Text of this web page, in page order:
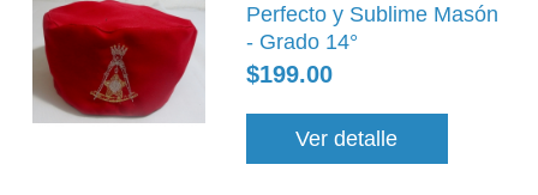
Perfecto y Sublime Masón
- Grado 14°
$199.00
Ver detalle